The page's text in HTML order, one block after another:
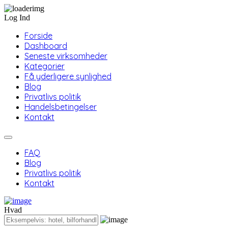
Log Ind
Forside
Dashboard
Seneste virksomheder
Kategorier
Få yderligere synlighed
Blog
Privatlivs politik
Handelsbetingelser
Kontakt
FAQ
Blog
Privatlivs politik
Kontakt
Hvad